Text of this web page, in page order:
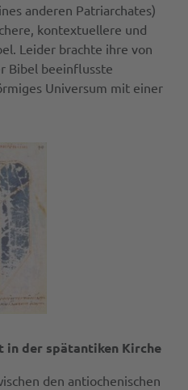
anderen Patriarchates)
kontextuellere und
Leider brachte ihre von
Bibel beeinflusste
Universum mit einer
in der spätantiken Kirche
den antiochenischen